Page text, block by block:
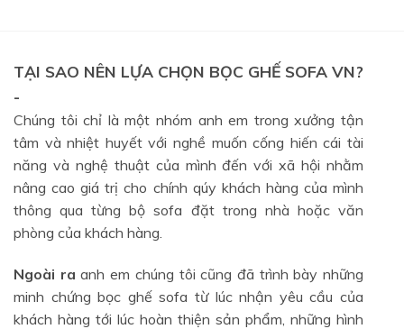
TẠI SAO NÊN LỰA CHỌN BỌC GHẾ SOFA VN?
-
Chúng tôi chỉ là một nhóm anh em trong xưởng tận
tâm và nhiệt huyết với nghề muốn cống hiến cái tài
năng và nghệ thuật của mình đến với xã hội nhằm
nâng cao giá trị cho chính qúy khách hàng của mình
thông qua từng bộ sofa đặt trong nhà hoặc văn
phòng của khách hàng.
Ngoài ra anh em chúng tôi cũng đã trình bày những
minh chứng bọc ghế sofa từ lúc nhận yêu cầu của
khách hàng tới lúc hoàn thiện sản phẩm, những hình